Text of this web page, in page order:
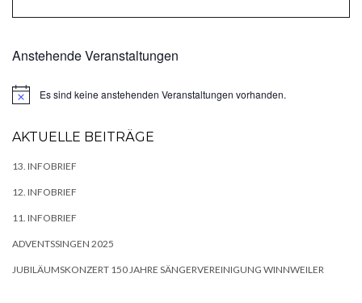
Anstehende Veranstaltungen
HinweisEs sind keine anstehenden Veranstaltungen vorhanden.
AKTUELLE BEITRÄGE
13. INFOBRIEF
12. INFOBRIEF
11. INFOBRIEF
ADVENTSSINGEN 2025
JUBILÄUMSKONZERT 150 JAHRE SÄNGERVEREINIGUNG WINNWEILER